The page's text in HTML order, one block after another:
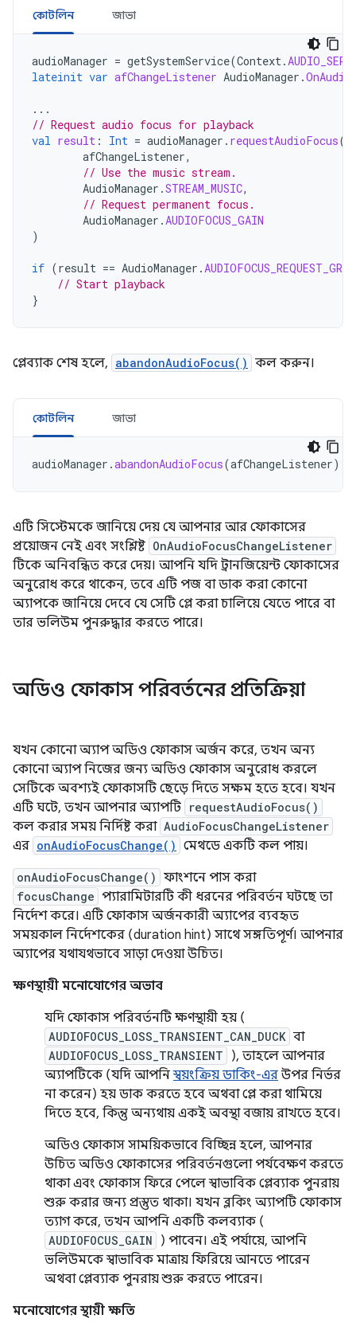
কোটলিন জাভা
audioManager = getSystemService(Context.
lateinit var afChangeListener AudioManager .
...
// Request audio focus for playback
val result : Int = audioManager . requestAudioFocus(
afChangeListener,
// Use the music stream.
AudioManager .STREAM_MUSIC,
// Request permanent focus.
AudioManager .AUDIOFOCUS_GAIN
)
if (result == AudioManager .
// Start playback
}
প্লেব্যাক শেষ হলে, abandonAudioFocus() কল করুন।
কোটলিন জাভা
audioManager .abandonAudioFocus(afChangeListener)
এটি সিস্টেমকে জানিয়ে দেয় যে আপনার আর ফোকাসের
প্রয়োজন নেই এবং সংশ্লিষ্ট OnAudioFocusChangeListener
টিকে অনিবন্ধিত করে দেয়। আপনি যদি ট্রানজিয়েন্ট ফোকাসের
অনুরোধ করে থাকেন, তবে এটি পজ বা ডাক করা কোনো
অ্যাপকে জানিয়ে দেবে যে সেটি প্লে করা চালিয়ে যেতে পারে বা
তার ভলিউম পুনরুদ্ধার করতে পারে।
অডিও ফোকাস পরিবর্তনের প্রতিক্রিয়া
যখন কোনো অ্যাপ অডিও ফোকাস অর্জন করে, তখন অন্য
কোনো অ্যাপ নিজের জন্য অডিও ফোকাস অনুরোধ করলে
সেটিকে অবশ্যই ফোকাসটি ছেড়ে দিতে সক্ষম হতে হবে। যখন
এটি ঘটে, তখন আপনার অ্যাপটি requestAudioFocus()
কল করার সময় নির্দিষ্ট করা AudioFocusChangeListener
এর onAudioFocusChange() মেথডে একটি কল পায়।
onAudioFocusChange() ফাংশনে পাস করা
focusChange প্যারামিটারটি কী ধরনের পরিবর্তন ঘটছে তা
নির্দেশ করে। এটি ফোকাস অর্জনকারী অ্যাপের ব্যবহৃত
সময়কাল নির্দেশকের (duration hint) সাথে সঙ্গতিপূর্ণ। আপনার
অ্যাপের যথাযথভাবে সাড়া দেওয়া উচিত।
ক্ষণস্থায়ী মনোযোগের অভাব
যদি ফোকাস পরিবর্তনটি ক্ষণস্থায়ী হয় (
AUDIOFOCUS_LOSS_TRANSIENT_CAN_DUCK বা
AUDIOFOCUS_LOSS_TRANSIENT
), তাহলে আপনার
অ্যাপটিকে (যদি আপনিস্বয়ংক্রিয় ডাকিং-এর উপর নির্ভর
না করেন) হয় ডাক করতে হবে অথবা প্লে করা থামিয়ে
দিতে হবে, কিন্তু অন্যথায় একই অবস্থা বজায় রাখতে হবে।
অডিও ফোকাস সাময়িকভাবে বিচ্ছিন্ন হলে, আপনার
উচিত অডিও ফোকাসের পরিবর্তনগুলো পর্যবেক্ষণ করতে
থাকা এবং ফোকাস ফিরে পেলে স্বাভাবিক প্লেব্যাক পুনরায়
শুরু করার জন্য প্রস্তুত থাকা। যখন ব্লকিং অ্যাপটি ফোকাস
ত্যাগ করে, তখন আপনি একটি কলব্যাক (
AUDIOFOCUS_GAIN
) পাবেন। এই পর্যায়ে, আপনি
ভলিউমকে স্বাভাবিক মাত্রায় ফিরিয়ে আনতে পারেন
অথবা প্লেব্যাক পুনরায় শুরু করতে পারেন।
মনোযোগের স্থায়ী ক্ষতি